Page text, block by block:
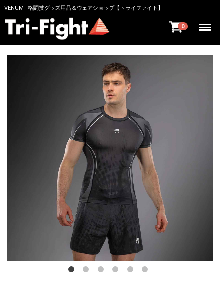
VENUM - 格闘技グッズ用品＆ウェアショップ【トライファイト】
0 Menu